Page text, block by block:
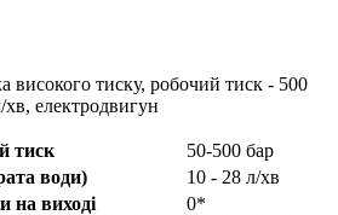
високого тиску, робочий тиск - 500
електродвигун
тиск
50-500 бар
води)
10 - 28 л/хв
на виході
0*